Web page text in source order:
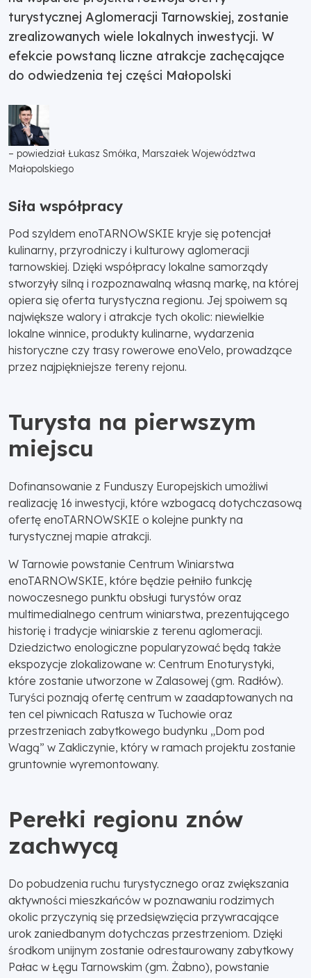
turystycznej Aglomeracji Tarnowskiej, zostanie
zrealizowanych wiele lokalnych inwestycji. W
efekcie powstaną liczne atrakcje zachęcające
do odwiedzenia tej części Małopolski
– powiedział Łukasz Smółka, Marszałek Województwa
Małopolskiego
Siła współpracy
Pod szyldem enoTARNOWSKIE kryje się potencjał
kulinarny, przyrodniczy i kulturowy aglomeracji
tarnowskiej. Dzięki współpracy lokalne samorządy
stworzyły silną i rozpoznawalną własną markę, na której
opiera się oferta turystyczna regionu. Jej spoiwem są
największe walory i atrakcje tych okolic: niewielkie
lokalne winnice, produkty kulinarne, wydarzenia
historyczne czy trasy rowerowe enoVelo, prowadzące
przez najpiękniejsze tereny rejonu.
Turysta na pierwszym
miejscu
Dofinansowanie z Funduszy Europejskich umożliwi
realizację 16 inwestycji, które wzbogacą dotychczasową
ofertę enoTARNOWSKIE o kolejne punkty na
turystycznej mapie atrakcji.
W Tarnowie powstanie Centrum Winiarstwa
enoTARNOWSKIE, które będzie pełniło funkcję
nowoczesnego punktu obsługi turystów oraz
multimedialnego centrum winiarstwa, prezentującego
historię i tradycje winiarskie z terenu aglomeracji.
Dziedzictwo enologiczne popularyzować będą także
ekspozycje zlokalizowane w: Centrum Enoturystyki,
które zostanie utworzone w Zalasowej (gm. Radłów).
Turyści poznają ofertę centrum w zaadaptowanych na
ten cel piwnicach Ratusza w Tuchowie oraz
przestrzeniach zabytkowego budynku „Dom pod
Wagą” w Zakliczynie, który w ramach projektu zostanie
gruntownie wyremontowany.
Perełki regionu znów
zachwycą
Do pobudzenia ruchu turystycznego oraz zwiększania
aktywności mieszkańców w poznawaniu rodzimych
okolic przyczynią się przedsięwzięcia przywracające
urok zaniedbanym dotychczas przestrzeniom. Dzięki
środkom unijnym zostanie odrestaurowany zabytkowy
Pałac w Łęgu Tarnowskim (gm. Żabno), powstanie